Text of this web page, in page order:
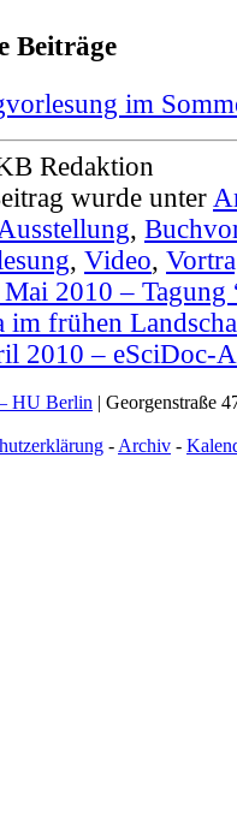
Beiträge
im
Redaktion
wurde unter
Ausstellung,
, Video,
2010 – Tagung
im frühen
2010 – eSciDoc-
HU Berlin | Georgenstraße
- Archiv -